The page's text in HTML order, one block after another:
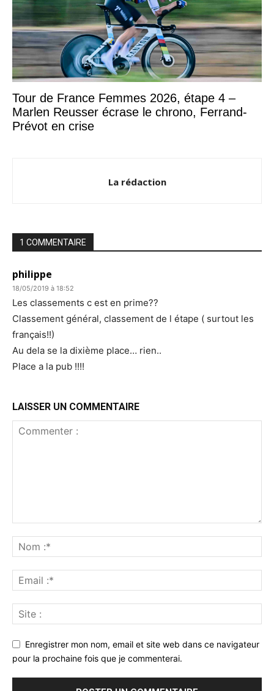
Tour de France Femmes 2026, étape 4 –
Marlen Reusser écrase le chrono, Ferrand-
Prévot en crise
La rédaction
1 COMMENTAIRE
philippe
18/05/2019 à 18:52
Les classements c est en prime??
Classement général, classement de l étape ( surtout les
français!!)
Au dela se la dixième place… rien..
Place a la pub !!!!
LAISSER UN COMMENTAIRE
Enregistrer mon nom, email et site web dans ce navigateur
pour la prochaine fois que je commenterai.